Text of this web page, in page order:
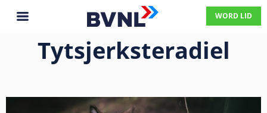
WORD LID
Tytsjerksteradiel